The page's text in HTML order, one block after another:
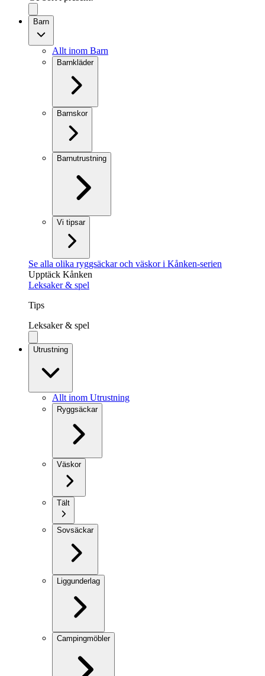
Barn
Allt inom Barn
Barnkläder
Barnskor
Barnutrustning
Vi tipsar
Se alla olika ryggsäckar och väskor i Kånken-serien
Upptäck Kånken
Leksaker & spel
Tips
Leksaker & spel
Utrustning
Allt inom Utrustning
Ryggsäckar
Väskor
Tält
Sovsäckar
Liggunderlag
Campingmöbler